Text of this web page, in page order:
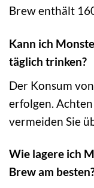
Brew enthält
Kann ich
täglich trinken?
Der Konsum
erfolgen.
vermeiden Sie
Wie lagere ich
Brew am